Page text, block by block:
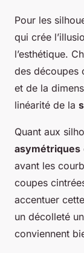
Pour les
qui crée
l’esthétique.
des découpes
et de la
linéarité de la
Quant aux
asymétriques
avant les
coupes
accentuer
un décolleté
conviennent